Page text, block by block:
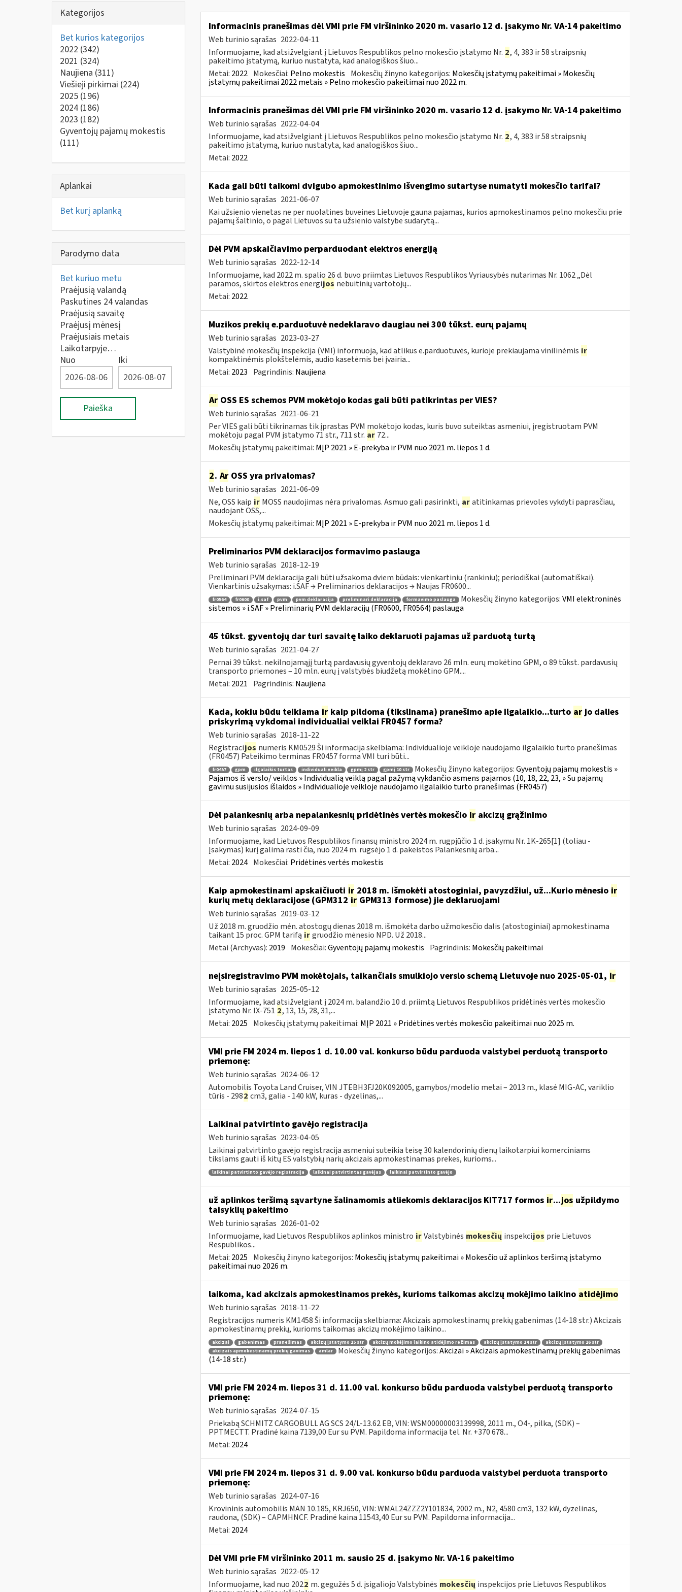
Kategorijos
Bet kurios kategorijos
2022 (342)
2021 (324)
Naujiena (311)
Viešieji pirkimai (224)
2025 (196)
2024 (186)
2023 (182)
Gyventojų pajamų mokestis
(111)
Aplankai
Bet kurį aplanką
Parodymo data
Bet kuriuo metu
Praėjusią valandą
Paskutines 24 valandas
Praėjusią savaitę
Praėjusį mėnesį
Praėjusiais metais
Laikotarpyje…
Nuo
Iki
Paieška
Informacinis pranešimas dėl VMI prie FM viršininko 2020 m. vasario 12 d. įsakymo Nr. VA-14 pakeitimo
Web turinio sąrašas 2022-04-11
Informuojame, kad atsižvelgiant į Lietuvos Respublikos pelno mokesčio įstatymo Nr. 2, 4, 383 ir 58 straipsnių
pakeitimo įstatymą, kuriuo nustatyta, kad analogiškos šiuo...
Metai: 2022 Mokesčiai: Pelno mokestis Mokesčių žinyno kategorijos: Mokesčių įstatymų pakeitimai » Mokesčių
įstatymų pakeitimai 2022 metais » Pelno mokesčio pakeitimai nuo 2022 m.
Informacinis pranešimas dėl VMI prie FM viršininko 2020 m. vasario 12 d. įsakymo Nr. VA-14 pakeitimo
Web turinio sąrašas 2022-04-04
Informuojame, kad atsižvelgiant į Lietuvos Respublikos pelno mokesčio įstatymo Nr. 2, 4, 383 ir 58 straipsnių
pakeitimo įstatymą, kuriuo nustatyta, kad analogiškos šiuo...
Metai: 2022
Kada gali būti taikomi dvigubo apmokestinimo išvengimo sutartyse numatyti mokesčio tarifai?
Web turinio sąrašas 2021-06-07
Kai užsienio vienetas ne per nuolatines buveines Lietuvoje gauna pajamas, kurios apmokestinamos pelno mokesčiu prie
pajamų šaltinio, o pagal Lietuvos su ta užsienio valstybe sudarytą...
Dėl PVM apskaičiavimo perparduodant elektros energiją
Web turinio sąrašas 2022-12-14
Informuojame, kad 2022 m. spalio 26 d. buvo priimtas Lietuvos Respublikos Vyriausybės nutarimas Nr. 1062 „Dėl
paramos, skirtos elektros energijos nebuitinių vartotojų...
Metai: 2022
Muzikos prekių e.parduotuvė nedeklaravo daugiau nei 300 tūkst. eurų pajamų
Web turinio sąrašas 2023-03-27
Valstybinė mokesčių inspekcija (VMI) informuoja, kad atlikus e.parduotuvės, kurioje prekiaujama vinilinėmis ir
kompaktinėmis plokštelėmis, audio kasetėmis bei įvairia...
Metai: 2023 Pagrindinis: Naujiena
ArOSS ES schemos PVM mokėtojo kodas gali būti patikrintas per VIES?
Web turinio sąrašas 2021-06-21
Per VIES gali būti tikrinamas tik įprastas PVM mokėtojo kodas, kuris buvo suteiktas asmeniui, įregistruotam PVM
mokėtoju pagal PVM įstatymo 71 str., 711 str. ar 72...
Mokesčių įstatymų pakeitimai: MĮP 2021 » E-prekyba ir PVM nuo 2021 m. liepos 1 d.
2. ArOSS yra privalomas?
Web turinio sąrašas 2021-06-09
Ne, OSS kaip ir MOSS naudojimas nėra privalomas. Asmuo gali pasirinkti, ar atitinkamas prievoles vykdyti paprasčiau,
naudojant OSS,...
Mokesčių įstatymų pakeitimai: MĮP 2021 » E-prekyba ir PVM nuo 2021 m. liepos 1 d.
Preliminarios PVM deklaracijos formavimo paslauga
Web turinio sąrašas 2018-12-19
Preliminari PVM deklaracija gali būti užsakoma dviem būdais: vienkartiniu (rankiniu); periodiškai (automatiškai).
Vienkartinis užsakymas: i.SAF → Preliminarios deklaracijos → Naujas FR0600...
fr0564 fr0600 i.saf pvm pvm deklaracija preliminari deklaracija formavimo paslauga Mokesčių žinyno kategorijos:VMI elektroninės
sistemos » i.SAF » Preliminarių PVM deklaracijų (FR0600, FR0564) paslauga
45 tūkst. gyventojų dar turi savaitę laiko deklaruoti pajamas už parduotą turtą
Web turinio sąrašas 2021-04-27
Pernai 39 tūkst. nekilnojamąjį turtą pardavusių gyventojų deklaravo 26 mln. eurų mokėtino GPM, o 89 tūkst. pardavusių
transporto priemones – 10 mln. eurų į valstybės biudžetą mokėtino GPM....
Metai: 2021 Pagrindinis: Naujiena
Kada, kokiu būdu teikiama irkaip pildoma (tikslinama) pranešimo apie ilgalaikio...turto arjo dalies
priskyrimą vykdomai individualiai veiklai FR0457 forma?
Web turinio sąrašas 2018-11-22
Registracijos numeris KM0529 Ši informacija skelbiama: Individualioje veikloje naudojamo ilgalaikio turto pranešimas
(FR0457) Pateikimo terminas FR0457 forma VMI turi būti...
fr0457 gpm ilgalaikis turtas individuali veikla gpmį 2 str gpmį 10 str Mokesčių žinyno kategorijos:Gyventojų pajamų mokestis »
Pajamos iš verslo/ veiklos » Individualią veiklą pagal pažymą vykdančio asmens pajamos (10, 18, 22, 23, » Su pajamų
gavimu susijusios išlaidos » Individualioje veikloje naudojamo ilgalaikio turto pranešimas (FR0457)
Dėl palankesnių arba nepalankesnių pridėtinės vertės mokesčio irakcizų grąžinimo
Web turinio sąrašas 2024-09-09
Informuojame, kad Lietuvos Respublikos finansų ministro 2024 m. rugpjūčio 1 d. įsakymu Nr. 1K-265[1] (toliau -
Įsakymas) kurį galima rasti čia, nuo 2024 m. rugsėjo 1 d. pakeistos Palankesnių arba...
Metai: 2024 Mokesčiai: Pridėtinės vertės mokestis
Kaip apmokestinami apskaičiuoti ir2018 m. išmokėti atostoginiai, pavyzdžiui, už...Kurio mėnesio ir
kurių metų deklaracijose (GPM312irGPM313 formose) jie deklaruojami
Web turinio sąrašas 2019-03-12
Už 2018 m. gruodžio mėn. atostogų dienas 2018 m. išmokėta darbo užmokesčio dalis (atostoginiai) apmokestinama
taikant 15 proc. GPM tarifą ir gruodžio mėnesio NPD. Už 2018...
Metai (Archyvas): 2019 Mokesčiai:Gyventojų pajamų mokestis Pagrindinis: Mokesčių pakeitimai
neįsiregistravimo PVM mokėtojais, taikančiais smulkiojo verslo schemą Lietuvoje nuo 2025-05-01, ir
Web turinio sąrašas 2025-05-12
Informuojame, kad atsižvelgiant į 2024 m. balandžio 10 d. priimtą Lietuvos Respublikos pridėtinės vertės mokesčio
įstatymo Nr. IX-751 2, 13, 15, 28, 31,...
Metai: 2025 Mokesčių įstatymų pakeitimai: MĮP 2021 » Pridėtinės vertės mokesčio pakeitimai nuo 2025 m.
VMI prie FM 2024 m. liepos 1 d. 10.00 val. konkurso būdu parduoda valstybei perduotą transporto
priemonę:
Web turinio sąrašas 2024-06-12
Automobilis Toyota Land Cruiser, VIN JTEBH3FJ20K092005, gamybos/modelio metai – 2013 m., klasė MIG-AC, variklio
tūris - 2982 cm3, galia - 140 kW, kuras - dyzelinas,...
Laikinai patvirtinto gavėjo registracija
Web turinio sąrašas 2023-04-05
Laikinai patvirtinto gavėjo registracija asmeniui suteikia teisę 30 kalendorinių dienų laikotarpiui komerciniams
tikslams gauti iš kitų ES valstybių narių akcizais apmokestinamas prekes, kurioms...
laikinai patvirtinto gavėjo registracija laikinai patvirtintas gavėjas laikinai patvirtinto gavėjo
už aplinkos teršimą sąvartyne šalinamomis atliekomis deklaracijos KIT717 formos ir...jos užpildymo
taisyklių pakeitimo
Web turinio sąrašas 2026-01-02
Informuojame, kad Lietuvos Respublikos aplinkos ministro ir Valstybinės mokesčių inspekcijos prie Lietuvos
Respublikos...
Metai: 2025 Mokesčių žinyno kategorijos: Mokesčių įstatymų pakeitimai » Mokesčio už aplinkos teršimą įstatymo
pakeitimai nuo 2026 m.
laikoma, kad akcizais apmokestinamos prekės, kurioms taikomas akcizų mokėjimo laikino atidėjimo
Web turinio sąrašas 2018-11-22
Registracijos numeris KM1458 Ši informacija skelbiama: Akcizais apmokestinamų prekių gabenimas (14-18 str.) Akcizais
apmokestinamų prekių, kurioms taikomas akcizų mokėjimo laikino...
akcizai gabenimas pranešimas akcizų įstatymo 15 str akcizų mokėjimo laikino atidėjimo režimas akcizų įstatymo 14 str
akcizų įstatymo 16 str
akcizais apmokestinamų prekių gavimas
amlar Mokesčių žinyno kategorijos:Akcizai » Akcizais apmokestinamų prekių gabenimas
(14-18 str.)
VMI prie FM 2024 m. liepos 31 d. 11.00 val. konkurso būdu parduoda valstybei perduotą transporto
priemonę:
Web turinio sąrašas 2024-07-15
Priekabą SCHMITZ CARGOBULL AG SCS 24/L-13.62 EB, VIN: WSM00000003139998, 2011 m., O4-, pilka, (SDK) –
PPTMECTT. Pradinė kaina 7139,00 Eur su PVM. Papildoma informacija tel. Nr. +370 678...
Metai: 2024
VMI prie FM 2024 m. liepos 31 d. 9.00 val. konkurso būdu parduoda valstybei perduota transporto
priemonę:
Web turinio sąrašas 2024-07-16
Krovininis automobilis MAN 10.185, KRJ650, VIN: WMAL24ZZZ2Y101834, 2002 m., N2, 4580 cm3, 132 kW, dyzelinas,
raudona, (SDK) – CAPMHNCF. Pradinė kaina 11543,40 Eur su PVM. Papildoma informacija...
Metai: 2024
Dėl VMI prie FM viršininko 2011 m. sausio 25 d. įsakymo Nr. VA-16 pakeitimo
Web turinio sąrašas 2022-05-12
Informuojame, kad nuo 2022 m. gegužės 5 d. įsigaliojo Valstybinės mokesčių inspekcijos prie Lietuvos Respublikos